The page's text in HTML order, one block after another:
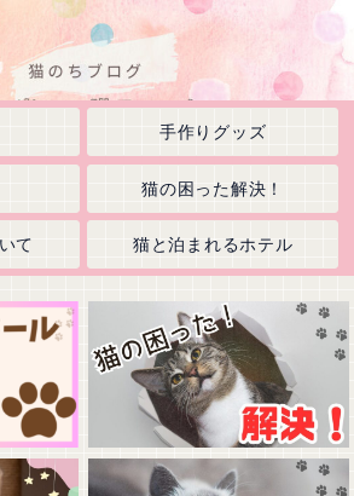
手作りグッズ
猫の困った解決！
て 猫と泊まれるホテル